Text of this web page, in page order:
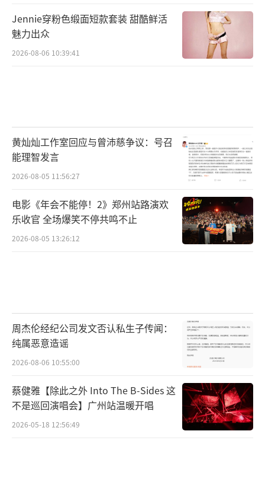
Jennie穿粉色缎面短款套装 甜酷鲜活
魅力出众
2026-08-06 10:39:41
黄灿灿工作室回应与曾沛慈争议：号召
能理智发言
2026-08-05 11:56:27
电影《年会不能停！2》郑州站路演欢
乐收官 全场爆笑不停共鸣不止
2026-08-05 13:26:12
周杰伦经纪公司发文否认私生子传闻：
纯属恶意造谣
2026-08-06 10:55:00
蔡健雅【除此之外 Into The B-Sides 这
不是巡回演唱会】广州站温暖开唱
2026-05-18 12:56:49